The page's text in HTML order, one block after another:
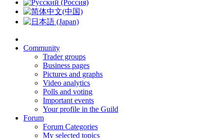
Community
Trader groups
Business pages
Pictures and graphs
Video analytics
Polls and voting
Important events
Your profile in the Guild
Forum
Forum Categories
My selected topics